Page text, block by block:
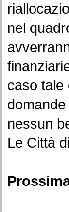
nel
caso tale
nessun
Le Città